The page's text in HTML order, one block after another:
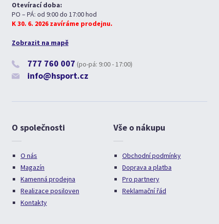
Otevírací doba:
PO – PÁ: od 9:00 do 17:00 hod
K 30. 6. 2026 zavíráme prodejnu.
Zobrazit na mapě
777 760 007 (po-pá: 9:00 - 17:00)
info@hsport.cz
O společnosti
O nás
Magazín
Kamenná prodejna
Realizace posiloven
Kontakty
Vše o nákupu
Obchodní podmínky
Doprava a platba
Pro partnery
Reklamační řád